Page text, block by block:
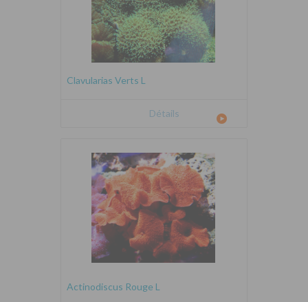
Clavularias Verts L
Détails
Actinodiscus Rouge L